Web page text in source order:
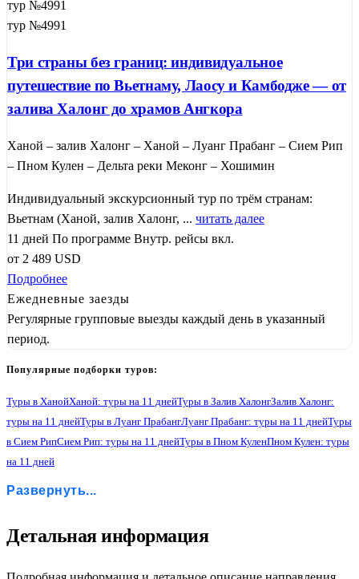
тур №4991
тур №4991
Три страны без границ: индивидуальное
путешествие по Вьетнаму, Лаосу и Камбодже — от
залива Халонг до храмов Ангкора
Ханой – залив Халонг – Ханой – Луанг Прабанг – Сием Рип
– Пном Кулен – Дельта реки Меконг – Хошимин
Индивидуальный экскурсионный тур по трём странам:
Вьетнам (Ханой, залив Халонг, ... читать далее
11 дней По программе Внутр. рейсы вкл.
от 2 489 USD
Подробнее
Ежедневные заезды
Регулярные групповые выезды каждый день в указанный
период.
Популярные подборки туров:
Туры в ХанойХаной: туры на 11 днейТуры в Залив ХалонгЗалив Халонг:
туры на 11 днейТуры в Луанг ПрабангЛуанг Прабанг: туры на 11 днейТуры
в Сием РипСием Рип: туры на 11 днейТуры в Пном КуленПном Кулен: туры
на 11 дней
Туры в ХошиминХошимин: туры на 11 дней
Развернуть...
Детальная информация